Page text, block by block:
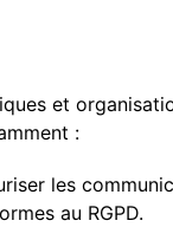
et
:
les
au RGPD.